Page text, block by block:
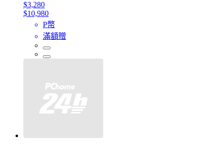
$3,280
$10,980
P幣
滿額贈